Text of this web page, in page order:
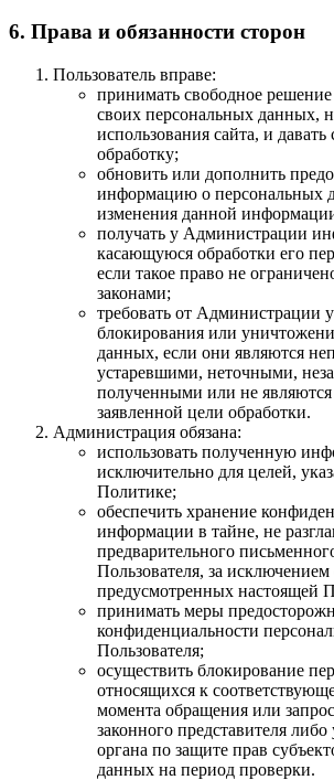
6. Права и обязанности сторон
Пользователь вправе:
принимать свободное
своих персональных данных,
использования сайта, и давать
обработку;
обновить или дополнить
информацию о персональных
изменения данной
получать у Администрации
касающуюся обработки его
если такое право не
законами;
требовать от Администрации
блокирования или
данных, если они являются
устаревшими, неточными,
полученными или не
заявленной цели обработки.
Администрация обязана:
использовать полученную
исключительно для целей,
Политике;
обеспечить хранение
информации в тайне, не
предварительного
Пользователя, за исключением
предусмотренных настоящей
принимать меры
конфиденциальности
Пользователя;
осуществить блокирование
относящихся к
момента обращения или
законного представителя
органа по защите прав
данных на период проверки.